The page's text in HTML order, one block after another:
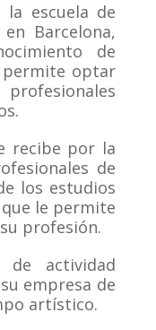
escuela de
Barcelona,
de
permite optar
recibe por la
de
los estudios
le permite
profesión.
actividad
empresa de
artístico.